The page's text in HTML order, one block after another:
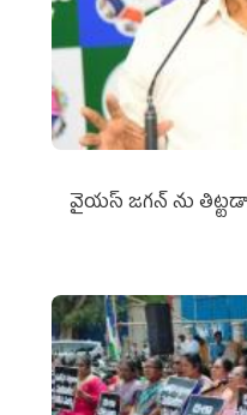
వైయ‌స్ జగన్‌ ను